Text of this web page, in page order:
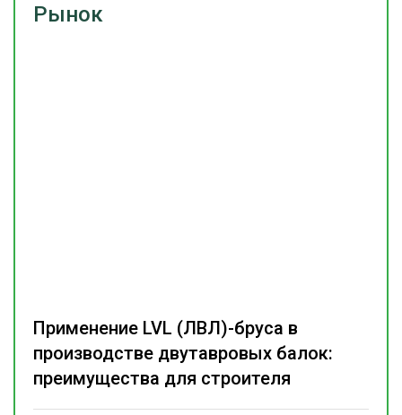
Рынок
Применение LVL (ЛВЛ)-бруса в
производстве двутавровых балок:
преимущества для строителя